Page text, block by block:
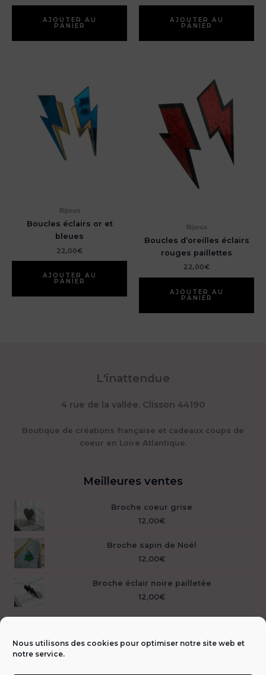
Nous utilisons des cookies pour optimiser notre site web et
notre service.
AJOUTER AU
PANIER
AJOUTER AU
PANIER
Bijoux
Boucles éclairs or et
bleues
22,00€
AJOUTER AU
PANIER
Bijoux
Boucles d’oreilles éclairs
rouges paillettes
22,00€
AJOUTER AU
PANIER
L'inattendue
4 rue de la vallée, Clisson 44190
Boutique de créations française et cadeaux coups de
coeur en Loire Atlantique.
Meilleures ventes
Broche coeur grise
12,00€
Broche sapin de Noël
12,00€
Broche éclair noire pailletée
12,00€